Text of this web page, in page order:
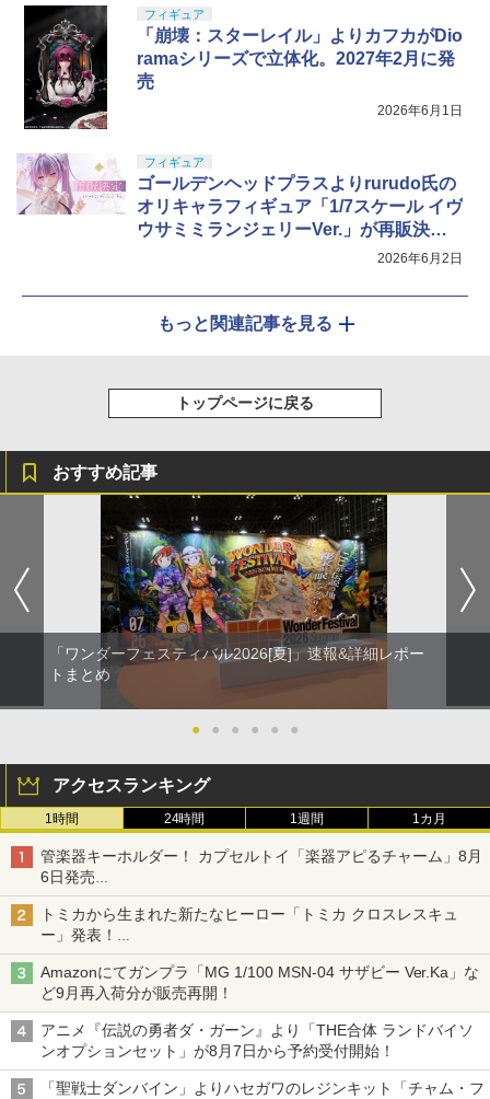
フィギュア
「崩壊：スターレイル」よりカフカがDio
ramaシリーズで立体化。2027年2月に発
売
2026年6月1日
フィギュア
ゴールデンヘッドプラスよりrurudo氏の
オリキャラフィギュア「1/7スケール イヴ
ウサミミランジェリーVer.」が再販決
2026年6月2日
もっと関連記事を見る
トップページに戻る
おすすめ記事
「ワンダーフェスティバル2026[夏]」速報&詳細レポー
トまとめ
● ● ● ● ● ●
アクセスランキング
1時間 24時間 1週間 1カ月
管楽器キーホルダー！ カプセルトイ「楽器アピるチャーム」8月
6日発売
チューバ、テナサクなど5種各3色
トミカから生まれた新たなヒーロー「トミカ クロスレスキュ
ー」発表！
詳細は後日公開予定
Amazonにてガンプラ「MG 1/100 MSN-04 サザビー Ver.Ka」な
ど9月再入荷分が販売再開！
アニメ『伝説の勇者ダ・ガーン』より「THE合体 ランドバイソ
ンオプションセット」が8月7日から予約受付開始！
「聖戦士ダンバイン」よりハセガワのレジンキット「チャム・フ